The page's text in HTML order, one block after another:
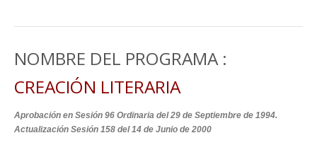
NOMBRE DEL PROGRAMA :
CREACIÓN LITERARIA
Aprobación en Sesión 96 Ordinaria del 29 de Septiembre de 1994.
Actualización Sesión 158 del 14 de Junio de 2000